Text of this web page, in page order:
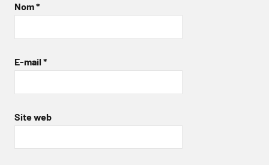
Nom*
E-mail *
Site web